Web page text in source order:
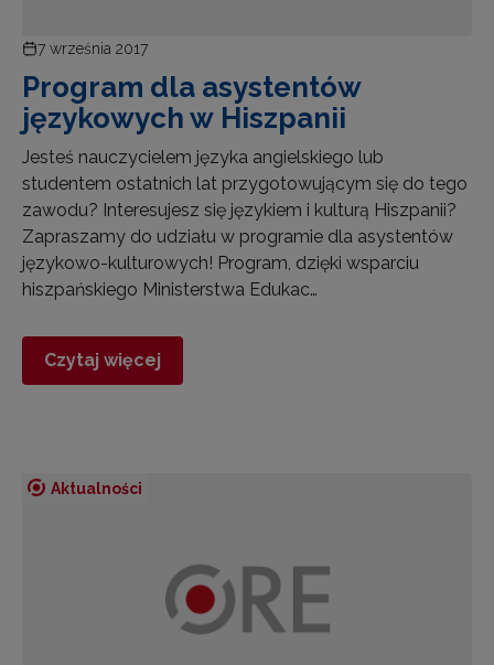
7 września 2017
Program dla asystentów
językowych w Hiszpanii
Jesteś nauczycielem języka angielskiego lub
studentem ostatnich lat przygotowującym się do tego
zawodu? Interesujesz się językiem i kulturą Hiszpanii?
Zapraszamy do udziału w programie dla asystentów
językowo-kulturowych! Program, dzięki wsparciu
hiszpańskiego Ministerstwa Edukac…
Czytaj więcej
Aktualności